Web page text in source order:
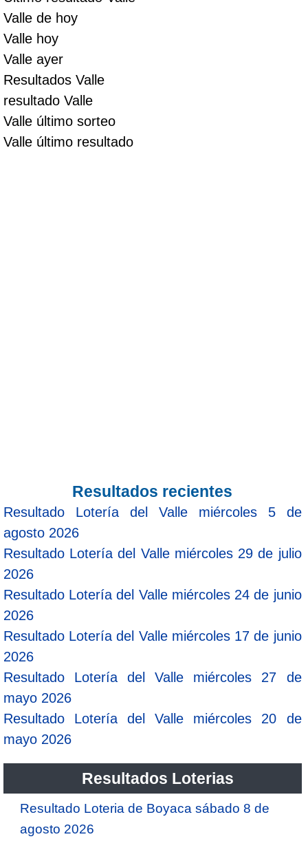
Valle de hoy
Valle hoy
Valle ayer
Resultados Valle
resultado Valle
Valle último sorteo
Valle último resultado
Resultados recientes
Resultado Lotería del Valle miércoles 5 de
agosto 2026
Resultado Lotería del Valle miércoles 29 de julio
2026
Resultado Lotería del Valle miércoles 24 de junio
2026
Resultado Lotería del Valle miércoles 17 de junio
2026
Resultado Lotería del Valle miércoles 27 de
mayo 2026
Resultado Lotería del Valle miércoles 20 de
mayo 2026
Resultados Loterias
Resultado Loteria de Boyaca sábado 8 de
agosto 2026